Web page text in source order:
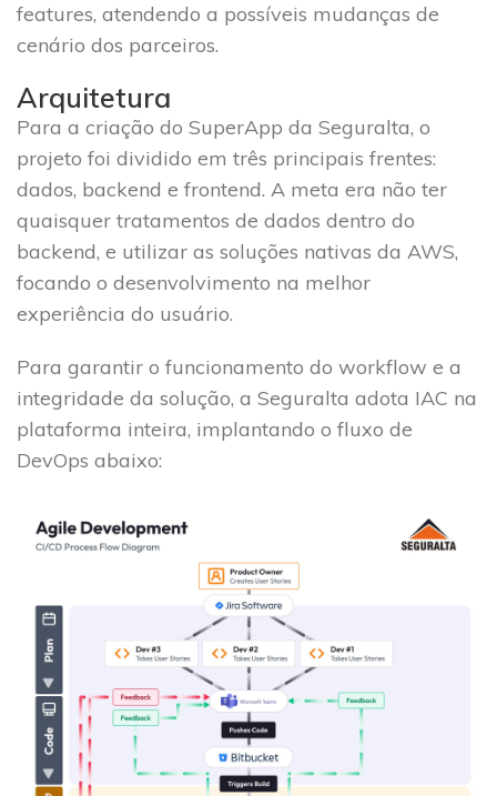
features, atendendo a possíveis mudanças de
cenário dos parceiros.
Arquitetura
Para a criação do SuperApp da Seguralta, o
projeto foi dividido em três principais frentes:
dados, backend e frontend. A meta era não ter
quaisquer tratamentos de dados dentro do
backend, e utilizar as soluções nativas da AWS,
focando o desenvolvimento na melhor
experiência do usuário.
Para garantir o funcionamento do workflow e a
integridade da solução, a Seguralta adota IAC na
plataforma inteira, implantando o fluxo de
DevOps abaixo: